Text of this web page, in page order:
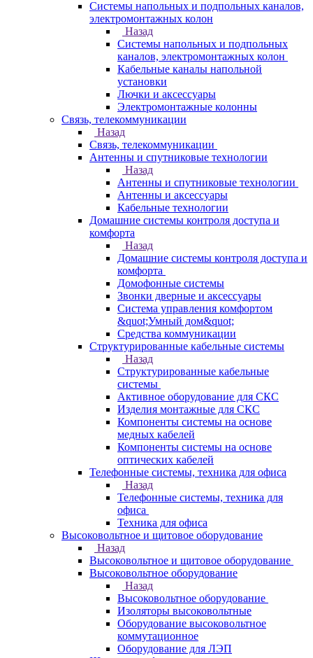
Системы напольных и подпольных каналов,
электромонтажных колон
Назад
Системы напольных и подпольных
каналов, электромонтажных колон
Кабельные каналы напольной
установки
Лючки и аксессуары
Электромонтажные колонны
Связь, телекоммуникации
Назад
Связь, телекоммуникации
Антенны и спутниковые технологии
Назад
Антенны и спутниковые технологии
Антенны и аксессуары
Кабельные технологии
Домашние системы контроля доступа и
комфорта
Назад
Домашние системы контроля доступа и
комфорта
Домофонные системы
Звонки дверные и аксессуары
Система управления комфортом
&quot;Умный дом&quot;
Средства коммуникации
Структурированные кабельные системы
Назад
Структурированные кабельные
системы
Активное оборудование для СКС
Изделия монтажные для СКС
Компоненты системы на основе
медных кабелей
Компоненты системы на основе
оптических кабелей
Телефонные системы, техника для офиса
Назад
Телефонные системы, техника для
офиса
Техника для офиса
Высоковольтное и щитовое оборудование
Назад
Высоковольтное и щитовое оборудование
Высоковольтное оборудование
Назад
Высоковольтное оборудование
Изоляторы высоковольтные
Оборудование высоковольтное
коммутационное
Оборудование для ЛЭП